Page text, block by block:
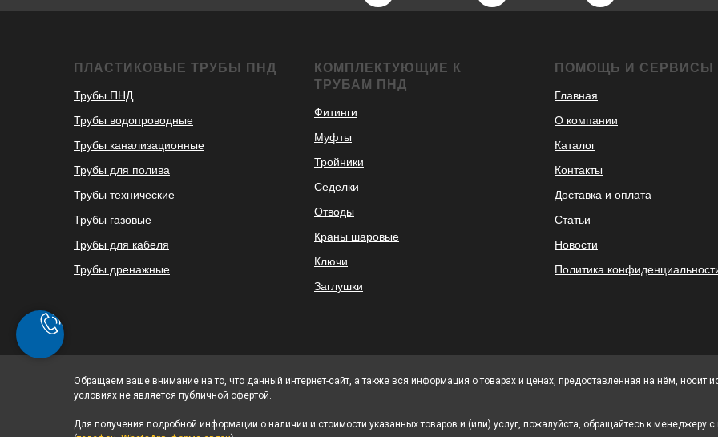
ПЛАСТИКОВЫЕ ТРУБЫ ПНД
Трубы ПНД
Трубы водопроводные
Трубы канализационные
Трубы для полива
Трубы технические
Трубы газовые
Трубы для кабеля
Трубы дренажные
КОМПЛЕКТУЮЩИЕ К
ТРУБАМ ПНД
Фитинги
Муфты
Тройники
Седелки
Отводы
Краны шаровые
Ключи
Заглушки
ПОМОЩЬ И СЕРВИСЫ
Главная
О компании
Каталог
Контакты
Доставка и оплата
Статьи
Новости
Политика
Обращаем ваше внимание на то, что данный интернет-сайт, а также вся информация о товарах и ценах, предоставленная на нём, носит
условиях не является публичной офертой.
Для получения подробной информации о наличии и стоимости указанных товаров и (или) услуг, пожалуйста, обращайтесь к